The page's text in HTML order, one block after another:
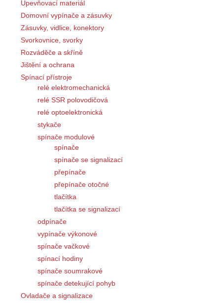
Upevňovací materiál
Domovní vypínače a zásuvky
Zásuvky, vidlice, konektory
Svorkovnice, svorky
Rozváděče a skříně
Jištění a ochrana
Spínací přístroje
relé elektromechanická
relé SSR polovodičová
relé optoelektronická
stykače
spínače modulové
spínače
spínače se signalizací
přepínače
přepínače otočné
tlačítka
tlačítka se signalizací
odpínače
vypínače výkonové
spínače vačkové
spínací hodiny
spínače soumrakové
spínače detekující pohyb
Ovladače a signalizace